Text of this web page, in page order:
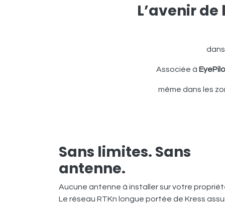
L’avenir
Associée à
même dans les
Sans limites. Sans
antenne.
Aucune antenne à installer sur votre
Le réseau RTKn longue portée de Kress